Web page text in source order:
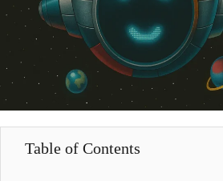
Table of Contents